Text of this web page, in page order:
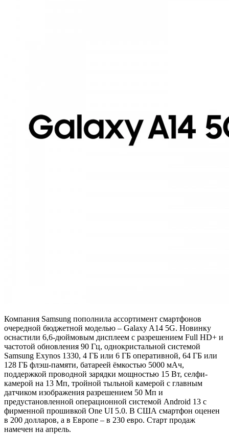
Компания Samsung пополнила ассортимент смартфонов
очередной бюджетной моделью – Galaxy A14 5G. Новинку
оснастили 6,6-дюймовым дисплеем с разрешением Full HD+ и
частотой обновления 90 Гц, однокристальной системой
Samsung Exynos 1330, 4 ГБ или 6 ГБ оперативной, 64 ГБ или
128 ГБ флэш-памяти, батареей ёмкостью 5000 мАч,
поддержкой проводной зарядки мощностью 15 Вт, селфи-
камерой на 13 Мп, тройной тыльной камерой с главным
датчиком изображения разрешением 50 Мп и
предустановленной операционной системой Android 13 с
фирменной прошивкой One UI 5.0. В США смартфон оценен
в 200 долларов, а в Европе – в 230 евро. Старт продаж
намечен на апрель.